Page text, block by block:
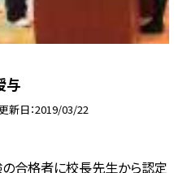
与
新日 2019/03/22
合格者に校長先生から認定